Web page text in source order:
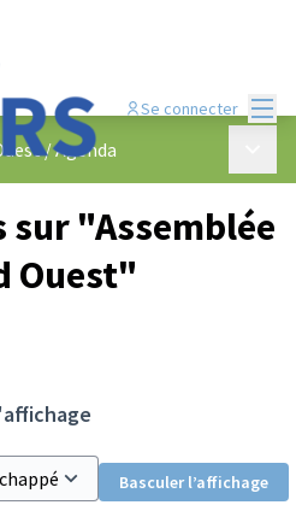
Se connecter
/Agenda
sur "Assemblée
Ouest"
Basculer l’affichage